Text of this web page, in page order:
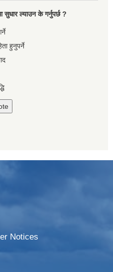
सुधार ल्याउन के गर्नुपर्छ ?
हुनुपर्ने
Notices